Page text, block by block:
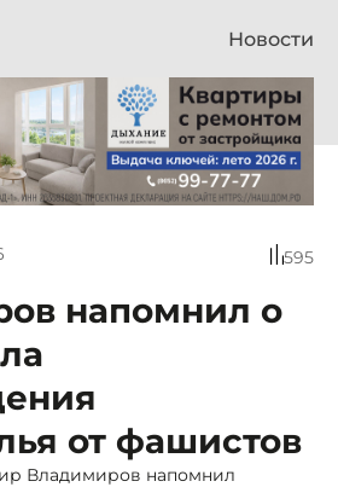
Новости
595
напомнил о
от фашистов
Владимиров напомнил